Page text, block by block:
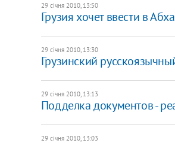
29 січня 2010, 13:50
Грузия хочет ввести в
29 січня 2010, 13:30
Грузинский
29 січня 2010, 13:13
Подделка документов -
29 січня 2010, 13:03